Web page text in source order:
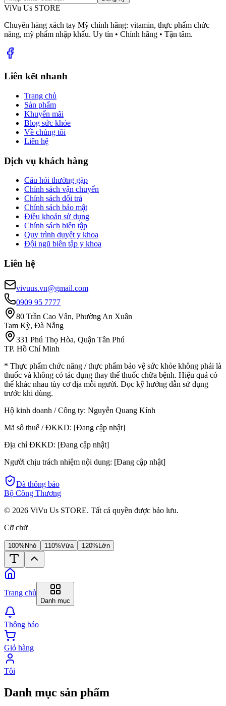
ViVu Us STORE
Chuyên hàng xách tay Mỹ chính hãng: vitamin, thực phẩm chức
năng, mỹ phẩm nhập khẩu. Uy tín • Chính hãng • Tận tâm.
Liên kết nhanh
Trang chủ
Sản phẩm
Khuyến mãi
Blog sức khỏe
Về chúng tôi
Liên hệ
Dịch vụ khách hàng
Câu hỏi thường gặp
Chính sách vận chuyển
Chính sách đổi trả
Chính sách bảo mật
Điều khoản sử dụng
Chính sách biên tập
Quy trình duyệt y khoa
Đội ngũ biên tập y khoa
Liên hệ
vivuus.vn@gmail.com
0909 95 7777
80 Trần Cao Vân, Phường An Xuân
Tam Kỳ, Đà Nẵng
331 Phú Thọ Hòa, Quận Tân Phú
TP. Hồ Chí Minh
* Thực phẩm chức năng / thực phẩm bảo vệ sức khỏe không phải là
thuốc và không có tác dụng thay thế thuốc chữa bệnh. Hiệu quả có
thể khác nhau tùy cơ địa mỗi người. Đọc kỹ hướng dẫn sử dụng
trước khi dùng.
Hộ kinh doanh / Công ty: Nguyễn Quang Kính
Mã số thuế / ĐKKD: [Đang cập nhật]
Địa chỉ ĐKKD: [Đang cập nhật]
Người chịu trách nhiệm nội dung: [Đang cập nhật]
Đã thông báo
Bộ Công Thương
© 2026 ViVu Us STORE. Tất cả quyền được bảo lưu.
Cỡ chữ
100%Nhỏ 110%Vừa 120%Lớn
Trang chủ
Danh mục
Thông báo
Giỏ hàng
Tôi
Danh mục sản phẩm